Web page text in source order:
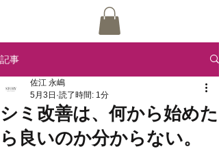
記事
シミ改善は、何から始めた
ら良いのか分からない。
佐江 永嶋
5月3日 読了時間: 1分